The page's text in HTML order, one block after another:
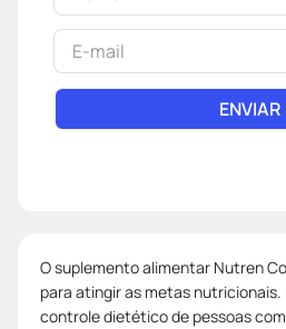
ENVIAR
O suplemento alimentar Nutren
para atingir as metas nutricionais.
controle dietético de pessoas